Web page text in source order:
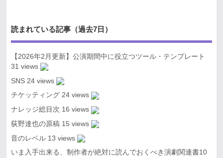
読まれている記事（過去7日）
【2026年2月更新】公演期間中に役立つツール・テンプレート
31 views
SNS 24 views
チケッティング 24 views
ナレッジ総目次 16 views
荻野達也の原稿 15 views
音のレベル 13 views
いま入手出来る、制作者が絶対に読んでおくべき演劇関連書10